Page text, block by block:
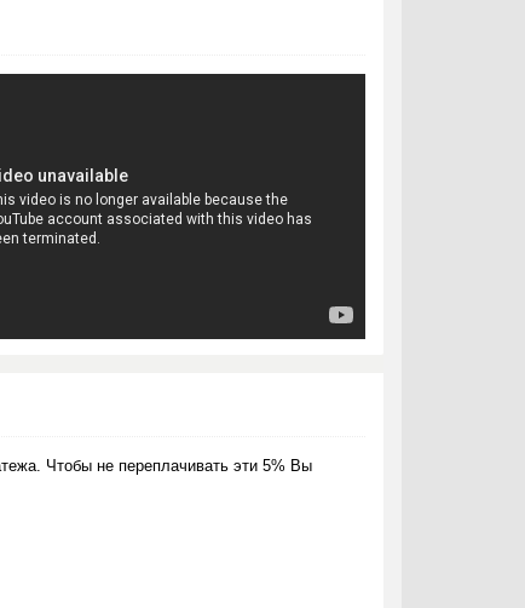
Чтобы не переплачивать эти 5% Вы